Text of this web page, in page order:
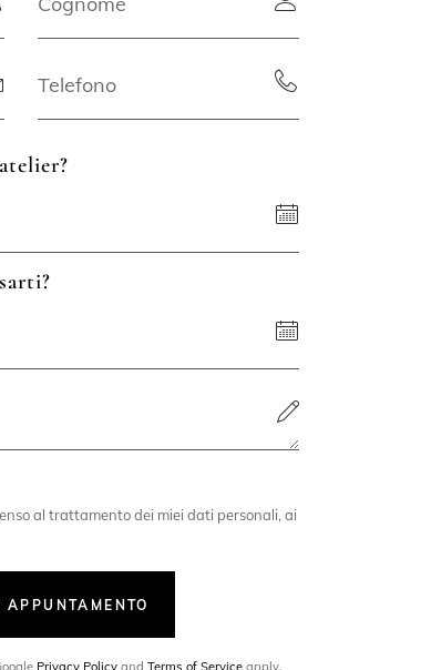
al trattamento dei miei dati personali, ai
Privacy Policy and Terms of Service apply.